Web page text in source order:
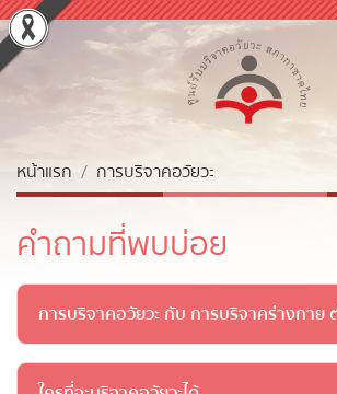
หน้าแรก การบริจาคอวัยวะ
คำถามที่พบบ่อย
การบริจาคอวัยวะ กับ การบริจาคร่างกาย